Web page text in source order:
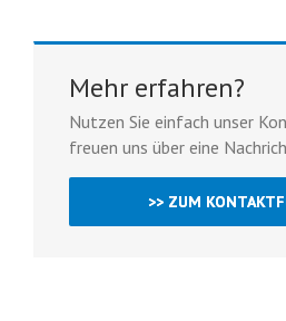
Mehr erfahren?
Nutzen Sie einfach unser
freuen uns über eine
>> ZUM